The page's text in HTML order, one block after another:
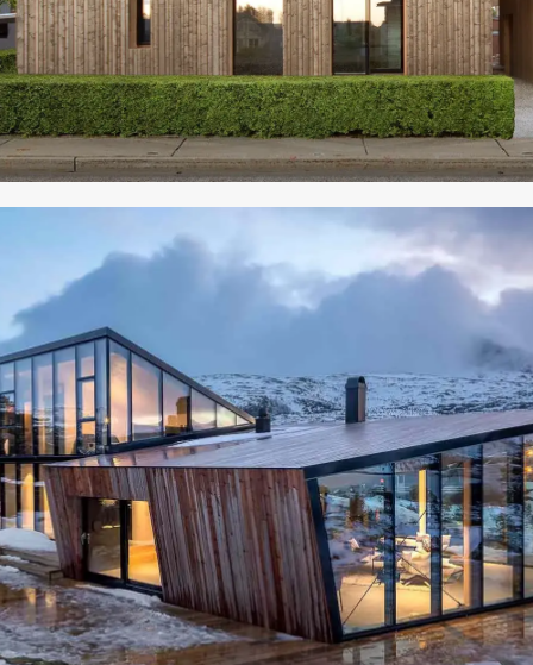
Подборка реализованных проектов -
это демонстрация наших
возможностей, а не показатель
нашей результативности.
ВСЕ РЕАЛИЗОВАННЫЕ ПРОЕКТЫ
INFACADE
ПРОДУКЦИЯ
ПРОЕКТИРОВАНИЕ
ПРОИЗВОДСТВО
МОНТАЖ